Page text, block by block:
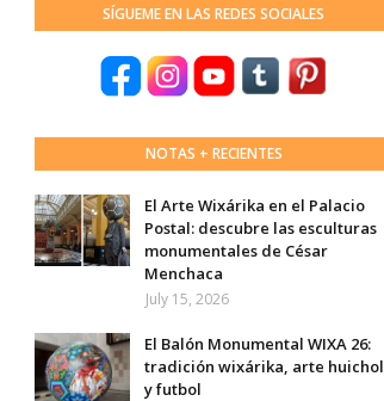
SÍGUEME EN LAS REDES SOCIALES
NOTAS + RECIENTES
El Arte Wixárika en el Palacio
Postal: descubre las esculturas
monumentales de César
Menchaca
July 15, 2026
El Balón Monumental WIXA 26:
tradición wixárika, arte huichol
y futbol